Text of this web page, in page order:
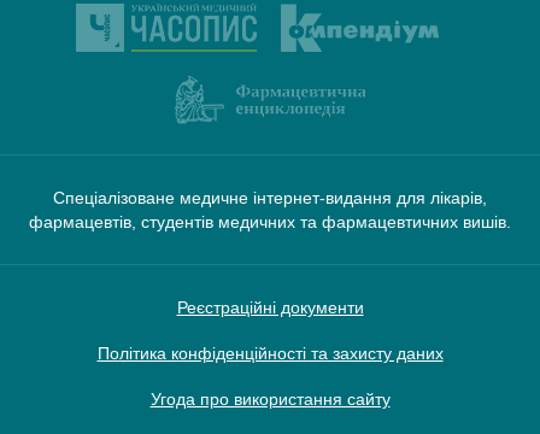
Спеціалізоване медичне інтернет-видання для лікарів,
фармацевтів, студентів медичних та фармацевтичних вишів.
Реєстраційні документи
Політика конфіденційності та захисту даних
Угода про використання сайту